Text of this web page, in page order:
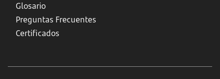
Glosario
Preguntas Frecuentes
Certificados